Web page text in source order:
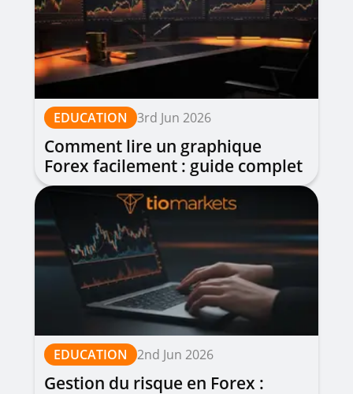
EDUCATION 3rd Jun 2026
Comment lire un graphique
Forex facilement : guide complet
pour débutants
EDUCATION 2nd Jun 2026
Gestion du risque en Forex :